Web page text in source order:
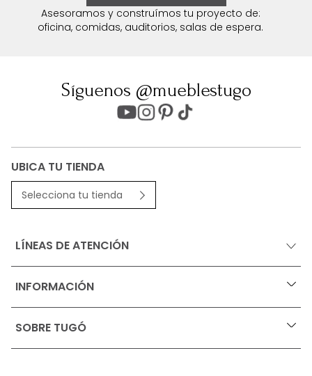
Asesoramos y construímos tu proyecto de:
oficina, comidas, auditorios, salas de espera.
Síguenos @mueblestugo
UBICA TU TIENDA
Selecciona tu tienda
LÍNEAS DE ATENCIÓN
INFORMACIÓN +
Ofertas vigentes
Términos, condiciones y restricciones para productos
SOBRE TUGÓ +